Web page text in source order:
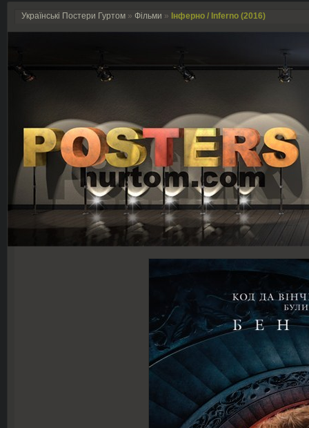
Українські Постери Гуртом » Фільми » Інферно / Inferno (2016)